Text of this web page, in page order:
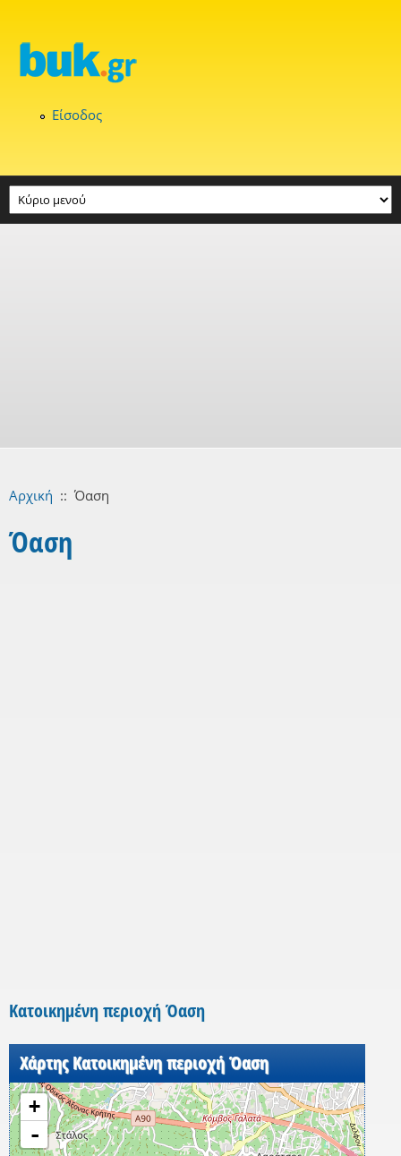
Είσοδος
Αρχική :: Όαση
Όαση
Κατοικημένη περιοχή Όαση
Χάρτης Κατοικημένη περιοχή Όαση
+
-